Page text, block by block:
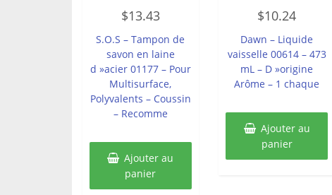
0
sur
$13.43
S.O.S – Tampon de
savon en laine
d »acier 01177 – Pour
Multisurface,
Polyvalents – Coussin
– Recomme
Ajouter au
panier
0
sur
$10.24
Dawn – Liquide
vaisselle 00614 – 473
mL – D »origine
Arôme – 1 chaque
Ajouter au
panier